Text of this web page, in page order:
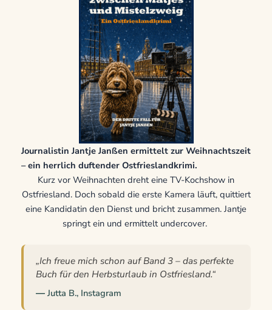
Journalistin Jantje Janßen ermittelt zur Weihnachtszeit
– ein herrlich duftender Ostfrieslandkrimi.
Kurz vor Weihnachten dreht eine TV-Kochshow in
Ostfriesland. Doch sobald die erste Kamera läuft, quittiert
eine Kandidatin den Dienst und bricht zusammen. Jantje
springt ein und ermittelt undercover.
„Ich freue mich schon auf Band 3 – das perfekte
Buch für den Herbsturlaub in Ostfriesland.“
― Jutta B., Instagram